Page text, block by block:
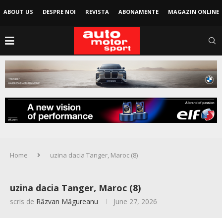
ABOUT US DESPRE NOI REVISTA ABONAMENTE MAGAZIN ONLINE
Home uzina dacia Tanger, Maroc (8)
uzina dacia Tanger, Maroc (8)
scris de Răzvan Măgureanu June 27, 2026